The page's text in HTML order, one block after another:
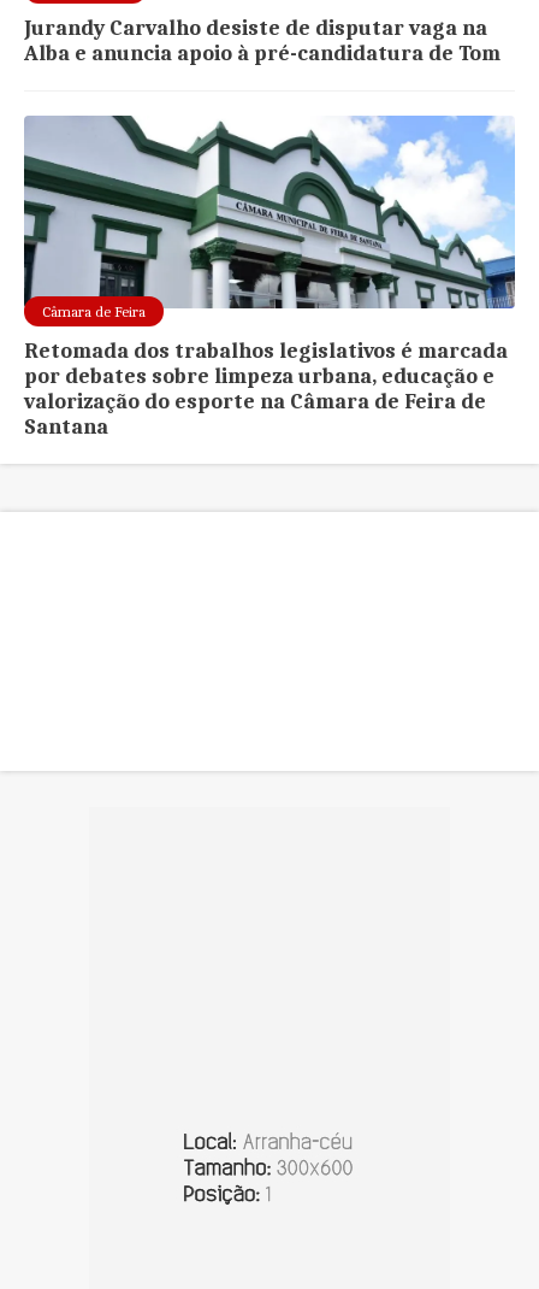
Jurandy Carvalho desiste de disputar vaga na
Alba e anuncia apoio à pré-candidatura de Tom
Câmara de Feira
Retomada dos trabalhos legislativos é marcada
por debates sobre limpeza urbana, educação e
valorização do esporte na Câmara de Feira de
Santana